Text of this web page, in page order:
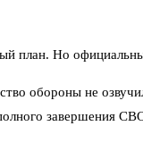
план. Но
обороны не
завершения